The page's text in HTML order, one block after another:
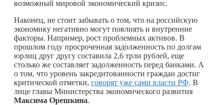
возможный мировой экономический кризис.
Наконец, не стоит забывать о том, что на российскую
экономику негативно могут повлиять и внутренние
факторы. Например, рост проблемных активов. В
прошлом году просроченная задолженность по долгам
юрлиц друг другу составила 2,6 трлн рублей, еще
столько же составляет задолженность перед банками. А
о том, что уровень закредитованности граждан достиг
критической отметки, говорят уже сами власти РФ. В
лице главы Министерства экономического развития
Максима Орешкина.